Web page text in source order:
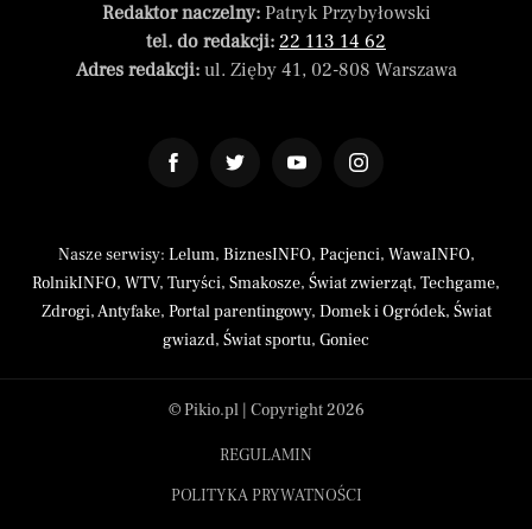
Redaktor naczelny:Patryk Przybyłowski
tel. do redakcji: 22 113 14 62
Adres redakcji:ul. Zięby 41, 02-808 Warszawa
Nasze serwisy: Lelum, BiznesINFO, Pacjenci, WawaINFO,
RolnikINFO, WTV, Turyści, Smakosze, Świat zwierząt, Techgame,
Zdrogi,Antyfake, Portal parentingowy, Domek i Ogródek, Świat
gwiazd, Świat sportu, Goniec
© Pikio.pl | Copyright 2026
REGULAMIN
POLITYKA PRYWATNOŚCI